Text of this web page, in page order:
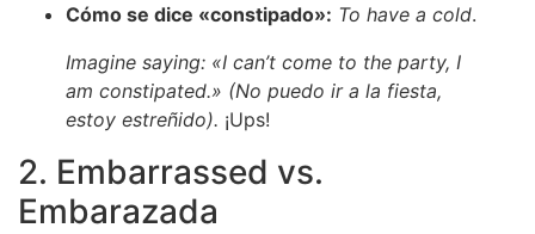
Cómo se dice «constipado»: To have a cold.
Imagine saying: «I can’t come to the party, I
am constipated.» (No puedo ir a la fiesta,
estoy estreñido). ¡Ups!
2. Embarrassed vs.
Embarazada